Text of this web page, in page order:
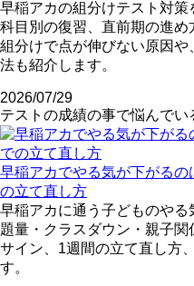
早稲アカの組分けテスト対策
科目別の復習、直前期の進
組分けで点が伸びない原因
法も紹介します。
2026/07/29
テストの成績の事で悩んでい
早稲アカでやる気が下がる
の立て直し方
早稲アカに通う子どものや
題量・クラスダウン・親子
サイン、1週間の立て直し方
す。